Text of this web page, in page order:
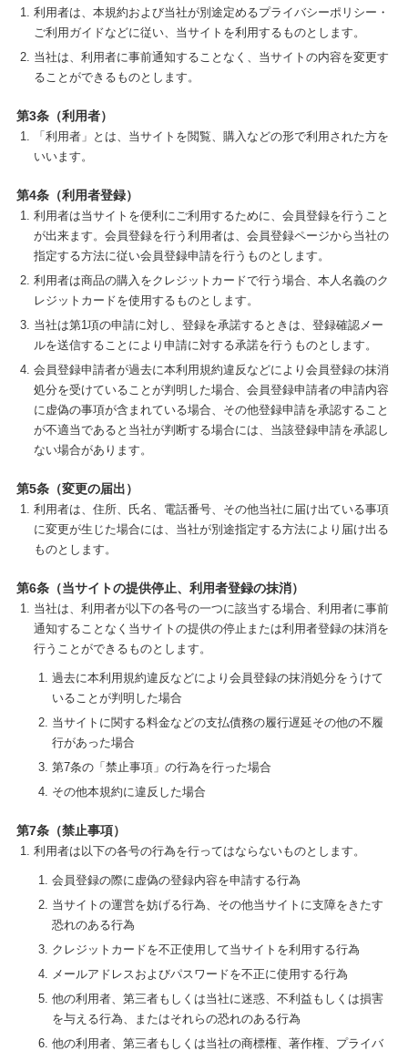
利用者は、本規約および当社が別途定めるプライバシーポリシー・
ご利用ガイドなどに従い、当サイトを利用するものとします。
当社は、利用者に事前通知することなく、当サイトの内容を変更す
ることができるものとします。
第3条（利用者）
「利用者」とは、当サイトを閲覧、購入などの形で利用された方を
いいます。
第4条（利用者登録）
利用者は当サイトを便利にご利用するために、会員登録を行うこと
が出来ます。会員登録を行う利用者は、会員登録ページから当社の
指定する方法に従い会員登録申請を行うものとします。
利用者は商品の購入をクレジットカードで行う場合、本人名義のク
レジットカードを使用するものとします。
当社は第1項の申請に対し、登録を承諾するときは、登録確認メー
ルを送信することにより申請に対する承諾を行うものとします。
会員登録申請者が過去に本利用規約違反などにより会員登録の抹消
処分を受けていることが判明した場合、会員登録申請者の申請内容
に虚偽の事項が含まれている場合、その他登録申請を承認すること
が不適当であると当社が判断する場合には、当該登録申請を承認し
ない場合があります。
第5条（変更の届出）
利用者は、住所、氏名、電話番号、その他当社に届け出ている事項
に変更が生じた場合には、当社が別途指定する方法により届け出る
ものとします。
第6条（当サイトの提供停止、利用者登録の抹消）
当社は、利用者が以下の各号の一つに該当する場合、利用者に事前
通知することなく当サイトの提供の停止または利用者登録の抹消を
行うことができるものとします。
過去に本利用規約違反などにより会員登録の抹消処分をうけて
いることが判明した場合
当サイトに関する料金などの支払債務の履行遅延その他の不履
行があった場合
第7条の「禁止事項」の行為を行った場合
その他本規約に違反した場合
第7条（禁止事項）
利用者は以下の各号の行為を行ってはならないものとします。
会員登録の際に虚偽の登録内容を申請する行為
当サイトの運営を妨げる行為、その他当サイトに支障をきたす
恐れのある行為
クレジットカードを不正使用して当サイトを利用する行為
メールアドレスおよびパスワードを不正に使用する行為
他の利用者、第三者もしくは当社に迷惑、不利益もしくは損害
を与える行為、またはそれらの恐れのある行為
他の利用者、第三者もしくは当社の商標権、著作権、プライバ